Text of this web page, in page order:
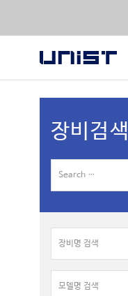
장비검색
f
장
명
검
모